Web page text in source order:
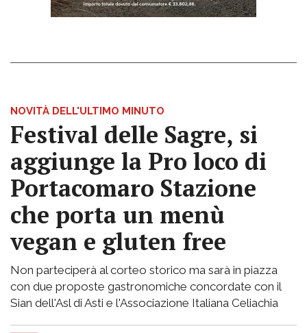
NOVITÀ DELL'ULTIMO MINUTO
Festival delle Sagre, si
aggiunge la Pro loco di
Portacomaro Stazione
che porta un menù
vegan e gluten free
Non parteciperà al corteo storico ma sarà in piazza
con due proposte gastronomiche concordate con il
Sian dell'Asl di Asti e l'Associazione Italiana Celiachia